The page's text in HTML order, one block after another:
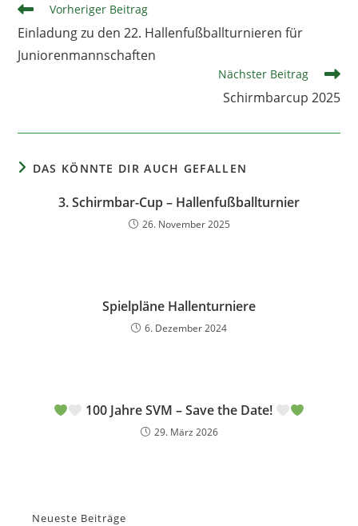
Weitere
Artikel
ansehen
Vorheriger Beitrag
Einladung zu den 22. Hallenfußballturnieren für
Juniorenmannschaften
Nächster Beitrag
Schirmbarcup 2025
DAS KÖNNTE DIR AUCH GEFALLEN
3. Schirmbar-Cup – Hallenfußballturnier
26. November 2025
Spielpläne Hallenturniere
6. Dezember 2024
100 Jahre SVM – Save the Date!
29. März 2026
Neueste Beiträge